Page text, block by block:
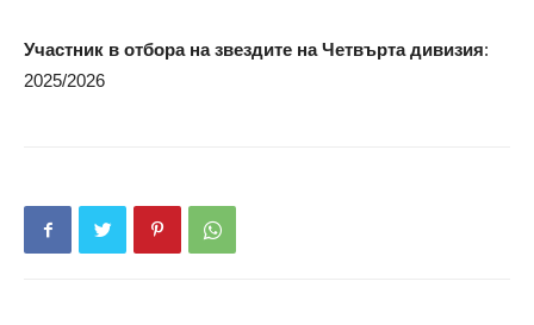
Участник в отбора на звездите на Четвърта дивизия:
2025/2026